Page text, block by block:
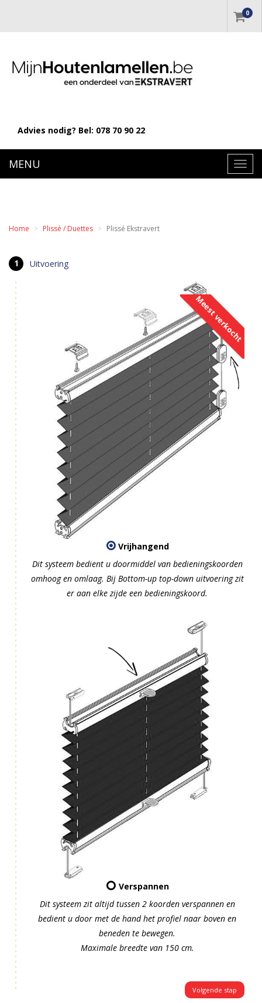
0
Advies nodig? Bel: 078 70 90 22
MENU
Home Plissé / Duettes Plissé Ekstravert
Uitvoering
Meest verkocht
Vrijhangend
Dit systeem bedient u doormiddel van bedieningskoorden
omhoog en omlaag. Bij Bottom-up top-down uitvoering zit
er aan elke zijde een bedieningskoord.
Verspannen
Dit systeem zit altijd tussen 2 koorden verspannen en
bedient u door met de hand het profiel naar boven en
beneden te bewegen.
Maximale breedte van 150 cm.
Volgende stap